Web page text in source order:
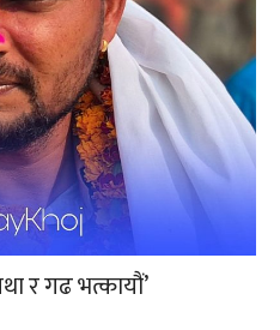
र गढ भत्कायौं’